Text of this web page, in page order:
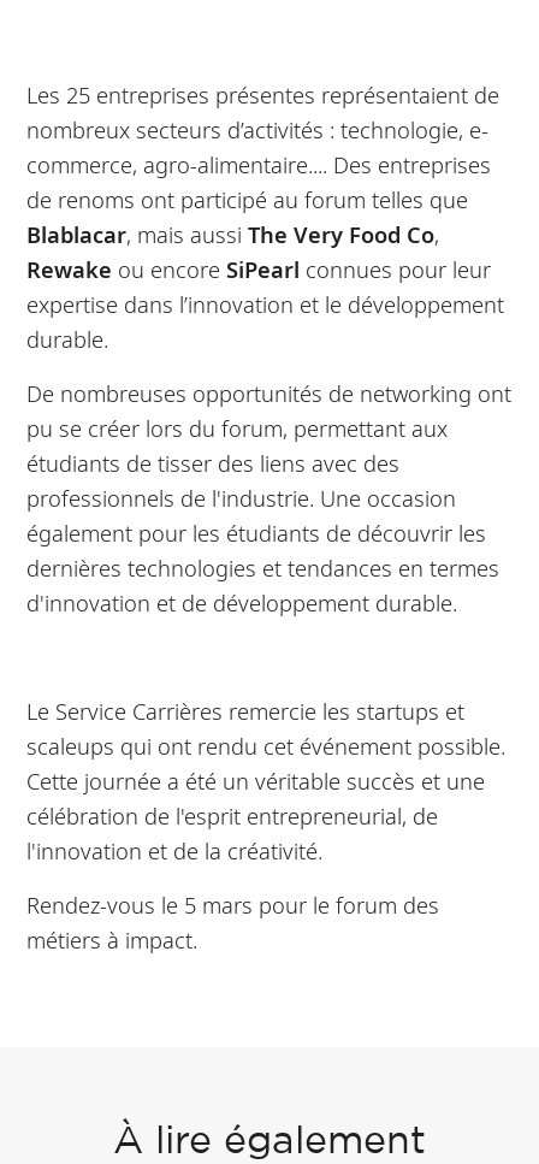
Les 25 entreprises présentes représentaient de
nombreux secteurs d’activités : technologie, e-
commerce, agro-alimentaire.... Des entreprises
de renoms ont participé au forum telles que
Blablacar, mais aussiThe Very Food Co,
Rewake ou encoreSiPearl connues pour leur
expertise dans l’innovation et le développement
durable.
De nombreuses opportunités de networking ont
pu se créer lors du forum, permettant aux
étudiants de tisser des liens avec des
professionnels de l'industrie. Une occasion
également pour les étudiants de découvrir les
dernières technologies et tendances en termes
d'innovation et de développement durable.
Le Service Carrières remercie les startups et
scaleups qui ont rendu cet événement possible.
Cette journée a été un véritable succès et une
célébration de l'esprit entrepreneurial, de
l'innovation et de la créativité.
Rendez-vous le 5 mars pour le forum des
métiers à impact.
À lire également